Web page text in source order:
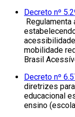
Decreto nº
mobilidade
Brasil
Decreto nº
diretrizes
educacional
ensino